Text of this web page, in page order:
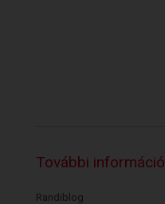
További információ
Randiblog